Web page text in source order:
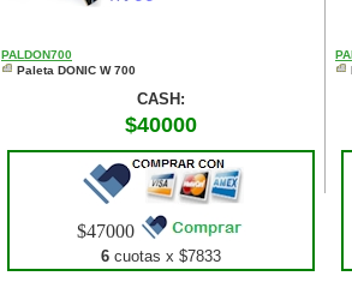
PALDON700
Paleta DONIC W 700
CASH:
$40000
$47000
6 cuotas x $7833